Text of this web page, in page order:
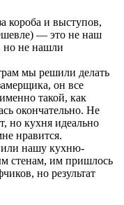
короба и выступов,
— это не наш
но не нашли
мы решили делать
он все
такой, как
окончательно. Не
но кухня идеально
нравится.
нашу кухню-
стенам, им пришлось
но результат